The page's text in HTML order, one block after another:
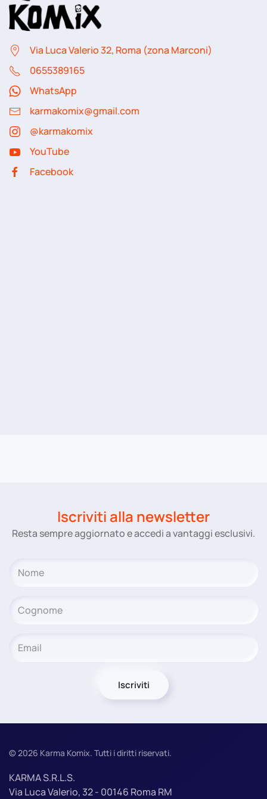
Via Luca Valerio 32, Roma (zona Marconi)
0655389165
WhatsApp
karmakomix@gmail.com
@karmakomix
YouTube
Facebook
Iscriviti alla newsletter
Resta sempre aggiornato e accedi a vantaggi esclusivi.
Iscriviti
©2026 Karma Komix. Tutti i diritti riservati.
KARMA S.R.L.S.
Via Luca Valerio, 32 - 00146 Roma RM